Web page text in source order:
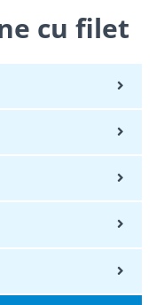
cu filet